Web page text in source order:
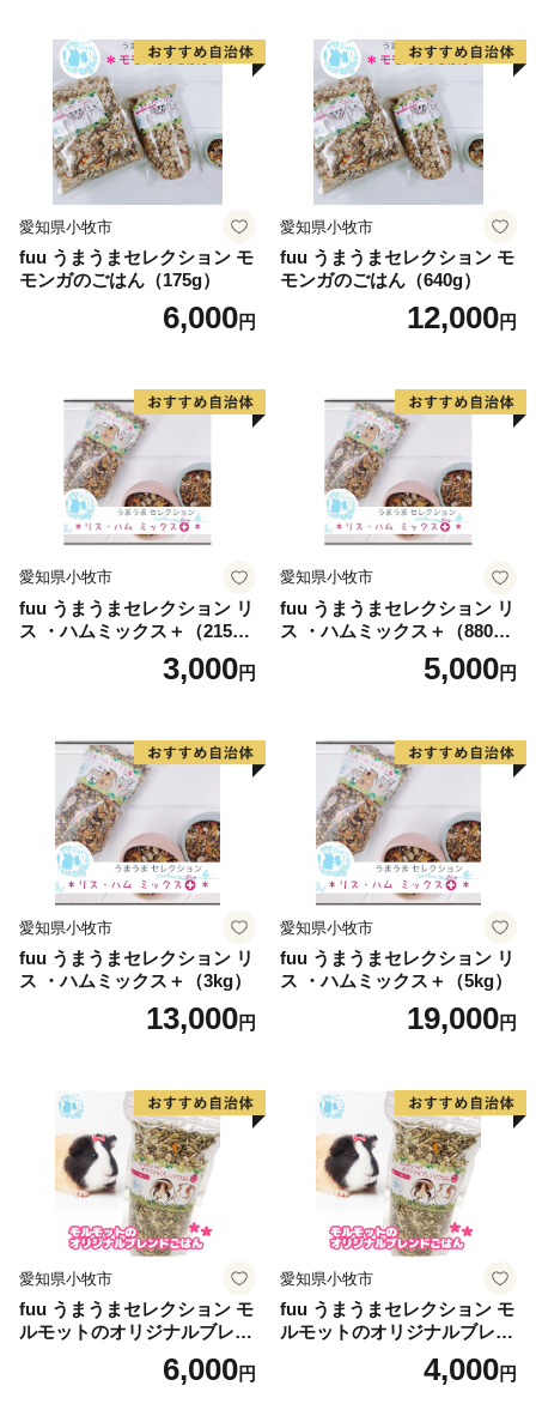
愛知県小牧市
fuu うまうまセレクション モ
モンガのごはん（175g）
6,000円
愛知県小牧市
fuu うまうまセレクション モ
モンガのごはん（640g）
12,000円
愛知県小牧市
fuu うまうまセレクション リ
ス ・ハムミックス＋（215
3,000円
愛知県小牧市
fuu うまうまセレクション リ
ス ・ハムミックス＋（880
5,000円
愛知県小牧市
fuu うまうまセレクション リ
ス ・ハムミックス＋（3kg）
13,000円
愛知県小牧市
fuu うまうまセレクション リ
ス ・ハムミックス＋（5kg）
19,000円
愛知県小牧市
fuu うまうまセレクション モ
ルモットのオリジナルブレン
6,000円
愛知県小牧市
fuu うまうまセレクション モ
ルモットのオリジナルブレン
4,000円